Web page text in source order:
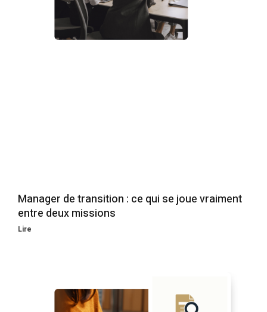
Manager de transition : ce qui se joue vraiment
entre deux missions
Lire